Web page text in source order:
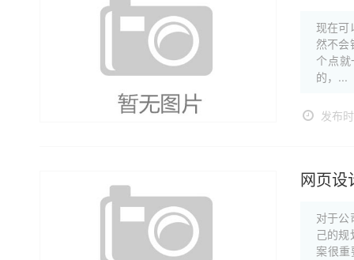
现在可
然不会
个点
的，...
发布
网页设
对于公
己的规
案很重